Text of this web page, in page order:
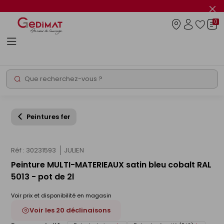
le
info
Rechercher
0
Peintures fer
Réf : 30231593 JULIEN
Peinture MULTI-MATERIEAUX satin bleu cobalt RAL
5013 - pot de 2l
Voir prix et disponibilité en magasin
Voir les 20 déclinaisons